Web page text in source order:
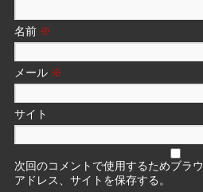
名前 ※
メール ※
サイト
次回のコメントで使用するためブラ
アドレス、サイトを保存する。